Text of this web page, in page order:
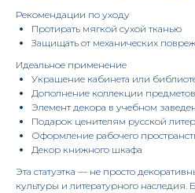
Рекомендации по уходу
Протирать мягкой сухой тканью
Защищать от механических
Идеальное применение
Украшение кабинета или
Дополнение коллекции предметов
Элемент декора в учебном
Подарок ценителям русской
Оформление рабочего
Декор книжного шкафа
Эта статуэтка — не просто
культуры и литературного наследия.